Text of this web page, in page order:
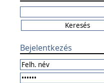
Bejelentkezés